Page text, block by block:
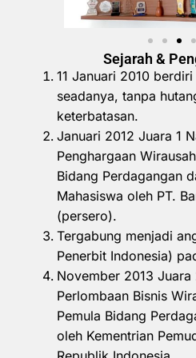
Sejarah &
11 Januari 2010
seadanya, tanpa
keterbatasan.
Januari 2012 Juara 1
Penghargaan
Bidang Perdagangan
Mahasiswa oleh PT.
(persero).
Tergabung menjadi
Penerbit Indonesia)
November 2013 Juara
Perlombaan Bisnis
Pemula Bidang
oleh Kementrian